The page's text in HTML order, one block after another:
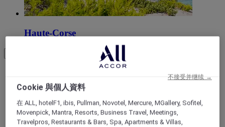
Haute-Corse
Cookie 與個人資料
在 ALL, hotelF1, ibis, Pullman, Novotel, Mercure, MGallery, Sofitel,
Movenpick, Mantra, Resorts, Business Travel, Meetings,
Travelpros, Restaurants & Bars, Spa, Apartments & Villas,
不接受并继续 →